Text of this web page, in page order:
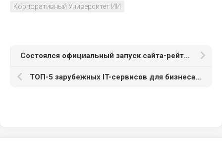
Корпоративный Университет ИИ
Состоялся официальный запуск сайта-рейтинга для выбора лучших компаний по строительству
ТОП-5 зарубежных IT-сервисов для бизнеса в РФ